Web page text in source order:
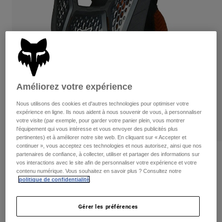
Pants
Goggles
Guards & Protection
Base Layers
Gear Bags
Socks
Shorts
Pants
Pads & Protection
Goggles
Base Layers
Bottles & Hydration Packs
Replacement Parts
Tout acheter
Womens
Hats
Shirts
Sweatshirts
Jackets
Pants
Critiques
Raceframe Impact Soft Back CE D3O®
Améliorez votre expérience
Nous utilisons des cookies et d'autres technologies pour optimiser votre
expérience en ligne. Ils nous aident à nous souvenir de vous, à personnaliser
votre visite (par exemple, pour garder votre panier plein, vous montrer
l'équipement qui vous intéresse et vous envoyer des publicités plus
pertinentes) et à améliorer notre site web. En cliquant sur « Accepter et
continuer », vous acceptez ces technologies et nous autorisez, ainsi que nos
partenaires de confiance, à collecter, utiliser et partager des informations sur
vos interactions avec le site afin de personnaliser votre expérience et votre
contenu numérique. Vous souhaitez en savoir plus ? Consultez notre
politique de confidentialité
Gérer les préférences